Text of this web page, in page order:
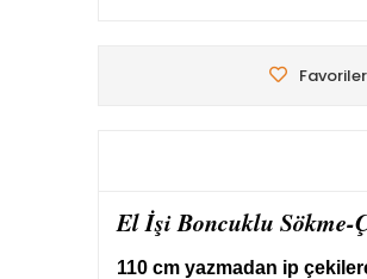
El İşi Boncuklu Sökme-
110 cm yazmadan ip